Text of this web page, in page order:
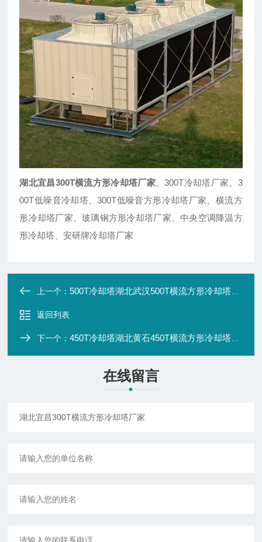
湖北宜昌300T横流方形冷却塔厂家、300T冷却塔厂家、3
00T低噪音冷却塔、300T低噪音方形冷却塔厂家、横流方
形冷却塔厂家、玻璃钢方形冷却塔厂家、中央空调降温方
形冷却塔、安研牌冷却塔厂家
上一个：500T冷却塔湖北武汉500T横流方形冷却塔厂家
返回列表
下一个：450T冷却塔湖北黄石450T横流方形冷却塔厂家
在线留言